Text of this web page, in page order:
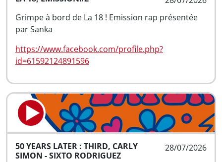
Grimpe à bord de La 18 ! Emission rap présentée
par Sanka
https://www.facebook.com/profile.php?
id=61592124891596
28/07/2026
50 YEARS LATER : THIRD, CARLY
SIMON - SIXTO RODRIGUEZ